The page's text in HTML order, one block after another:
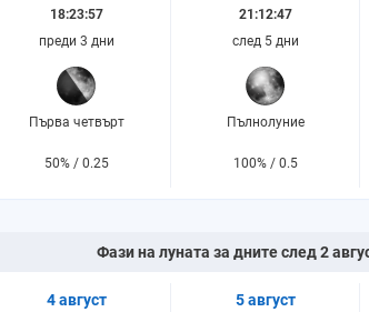
18:23:57
преди 3 дни
Първа четвърт
50% / 0.25
21:12:47
след 5 дни
Пълнолуние
100% / 0.5
Фази на луната за дните след 2
4 август 5 август